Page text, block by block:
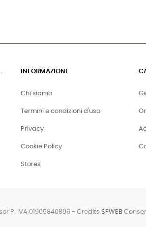
INFORMAZIONI
Chi siamo
Termini e condizioni d'uso
Privacy
Cookie Policy
Stores
P. IVA 01905840896 - Credits SFWEB